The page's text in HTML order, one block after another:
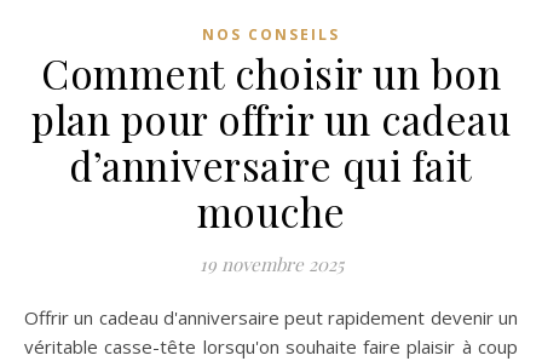
NOS CONSEILS
Comment choisir un bon
plan pour offrir un cadeau
d’anniversaire qui fait
mouche
19 novembre 2025
Offrir un cadeau d'anniversaire peut rapidement devenir un
véritable casse-tête lorsqu'on souhaite faire plaisir à coup